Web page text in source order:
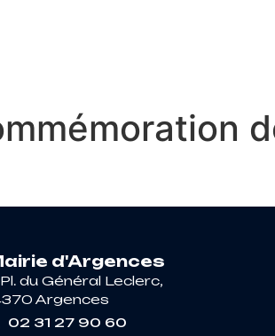
d'Argences
du Général Leclerc,
Argences
02 31 27 90 60